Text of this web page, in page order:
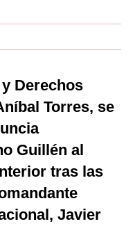
Derechos
Torres, se
Guillén al
tras las
Javier